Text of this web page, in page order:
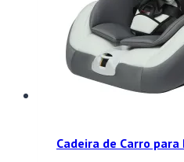
Cadeira de Carro para